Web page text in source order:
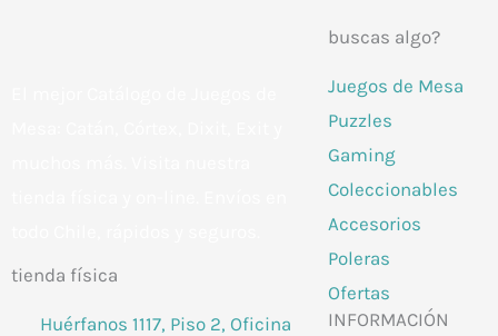
tienda física
Huérfanos 1117, Piso 2, Oficina
buscas algo?
Juegos de Mesa
Puzzles
Gaming
Coleccionables
Accesorios
Poleras
Ofertas
INFORMACIÓN